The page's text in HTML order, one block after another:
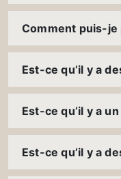
Est-ce qu’il y a